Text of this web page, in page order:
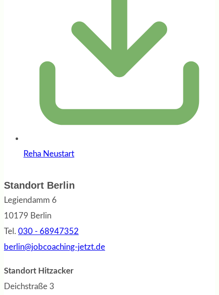
Reha Neustart
Standort Berlin
Legiendamm 6
10179 Berlin
Tel. 030 - 68947352
berlin@jobcoaching-jetzt.de
Standort Hitzacker
Deichstraße 3